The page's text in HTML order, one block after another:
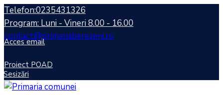
Telefon:0235431326
Program: Luni - Vineri 8.00 - 16.00
contact@primariaberezeni.ro
Acces email
Proiect POAD
Sesizări